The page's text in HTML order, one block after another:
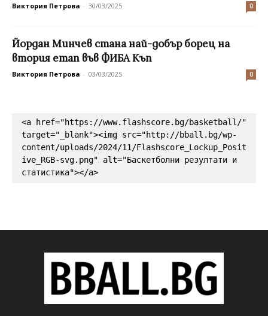
Виктория Петрова - 30/03/2025 0
Йордан Минчев стана най-добър борец на
втория етап във ФИБА Къп
Виктория Петрова - 03/03/2025 0
<a href="https://www.flashscore.bg/basketball/"
target="_blank"><img src="http://bball.bg/wp-
content/uploads/2024/11/Flashscore_Lockup_Posit
ive_RGB-svg.png" alt="Баскетболни резултати и
статистика"></a>